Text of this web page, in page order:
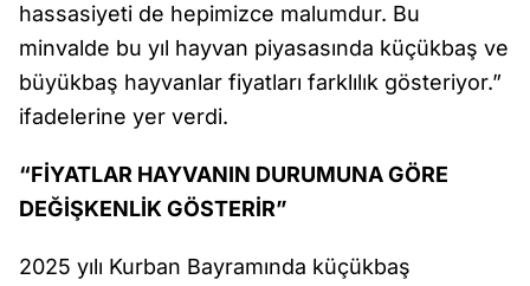
hassasiyeti de hepimizce malumdur. Bu
minvalde bu yıl hayvan piyasasında küçükbaş ve
büyükbaş hayvanlar fiyatları farklılık gösteriyor.”
ifadelerine yer verdi.
“FİYATLAR HAYVANIN DURUMUNA GÖRE
DEĞİŞKENLİK GÖSTERİR”
2025 yılı Kurban Bayramında küçükbaş